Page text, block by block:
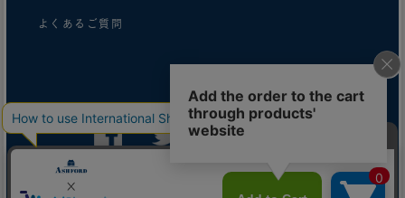
よくあるご質問
follow us!